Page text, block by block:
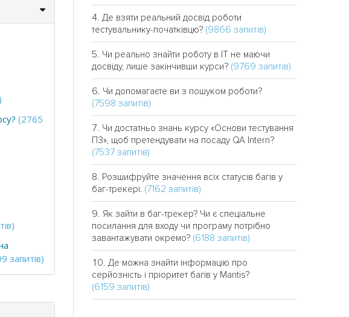
(2765
запитів)
Де взяти реальний досвід роботи
тестувальнику-початківцю? (9866 запитів)
Чи реально знайти роботу в IT не маючи
досвіду, лише закінчивши курси? (9769 запитів)
Чи допомагаєте ви з пошуком роботи?
(7598 запитів)
Чи достатньо знань курсу «Основи тестування
ПЗ», щоб претендувати на посаду QA Intern?
(7537 запитів)
Розшифруйте значення всіх статусів багів у
баг-трекері. (7162 запитів)
Як зайти в баг-трекер? Чи є спеціальне
посилання для входу чи програму потрібно
завантажувати окремо? (6188 запитів)
Де можна знайти інформацію про
серйозність і пріоритет багів у Mantis?
(6159 запитів)